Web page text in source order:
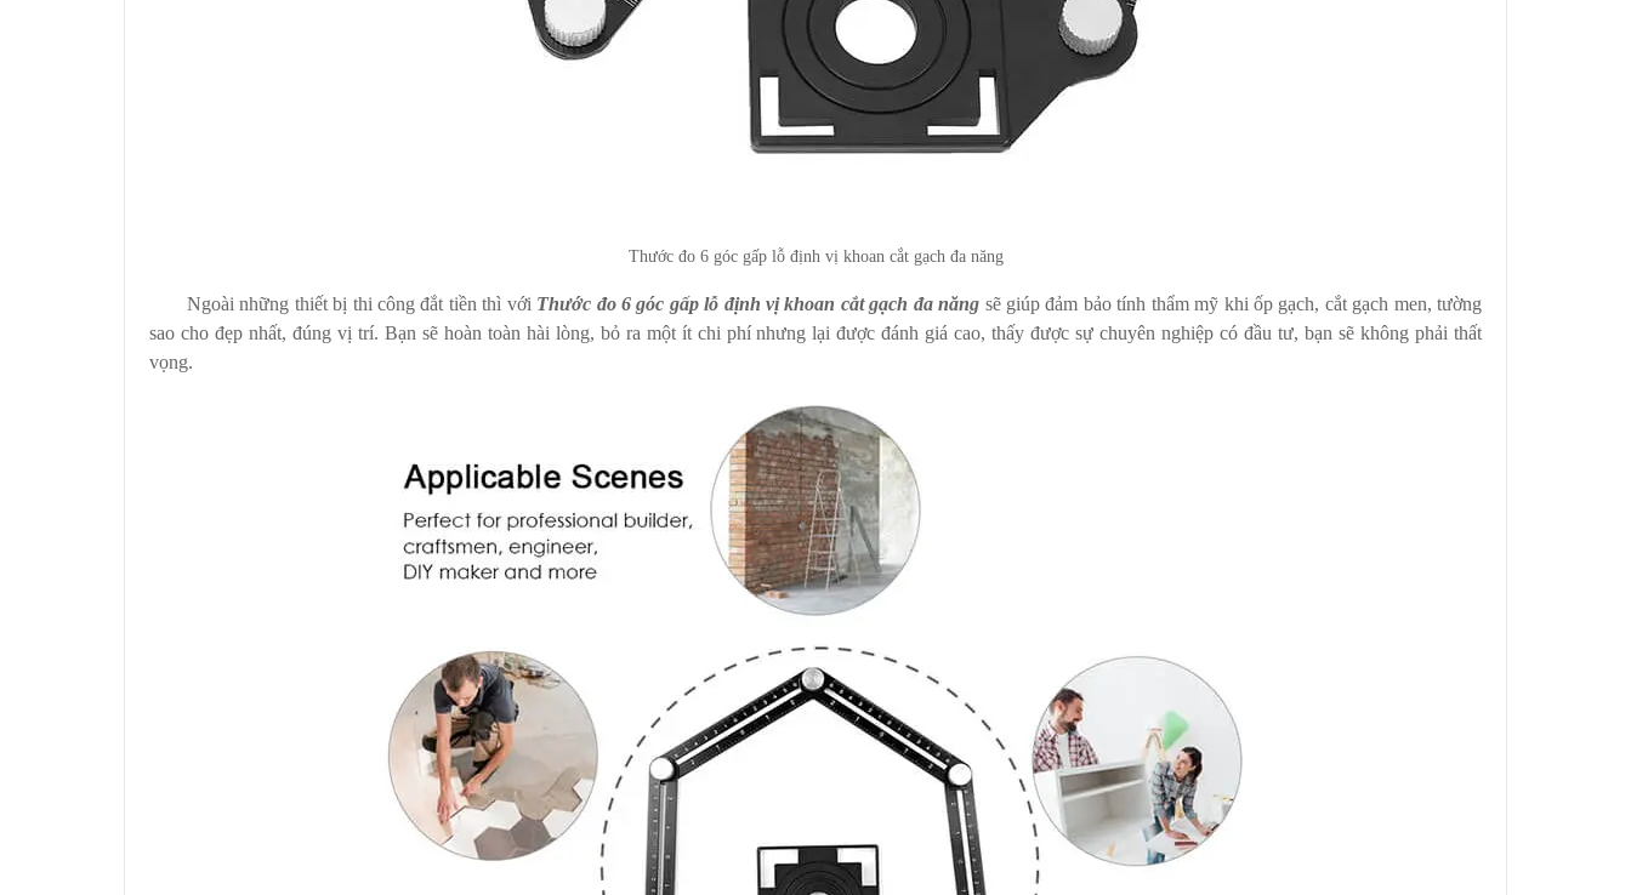
Thước đo 6 góc gấp lỗ định vị khoan cắt gạch đa năng
Ngoài những thiết bị thi công đắt tiền thì với Thước đo 6 góc gấp lỗ định vị khoan cắt gạch đa năng sẽ giúp đảm bảo tính thẩm mỹ khi ốp gạch, cắt gạch men, tường
sao cho đẹp nhất, đúng vị trí. Bạn sẽ hoàn toàn hài lòng, bỏ ra một ít chi phí nhưng lại được đánh giá cao, thấy được sự chuyên nghiệp có đầu tư, bạn sẽ không phải thất
vọng.